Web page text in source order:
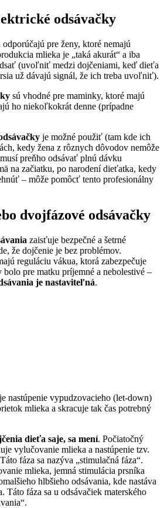
odsávačky
odporúčajú pre ženy, ktoré nemajú
mlieka je „taká akurát“ a iba
(uvoľniť medzi dojčeniami, keď dieťa
už dávajú signál, že ich treba uvoľniť).
sú vhodné pre maminky, ktoré majú
ho niekoľkokrát denne (prípadne
je možné použiť (tam kde ich
kedy žena z rôznych dôvodov nemôže
preňho odsávať plnú dávku
na začiatku, po narodení dieťatka, kedy
– môže pomôcť tento profesionálny
dvojfázové odsávačky
zaisťuje bezpečné a šetrné
že dojčenie je bez problémov.
reguláciu vákua, ktorá zabezpečuje
bolo pre matku príjemné a nebolestivé –
je nastaviteľná.
nastúpenie vypudzovacieho (let-down)
mlieka a skracuje tak čas potrebný
dieťa saje, sa mení. Počiatočný
vylučovanie mlieka a nastúpenie tzv.
fáza sa nazýva „stimulačná fáza“.
mlieka, jemná stimulácia prsníka
hlbšieho odsávania, kde nastáva
Táto fáza sa u odsávačiek materského